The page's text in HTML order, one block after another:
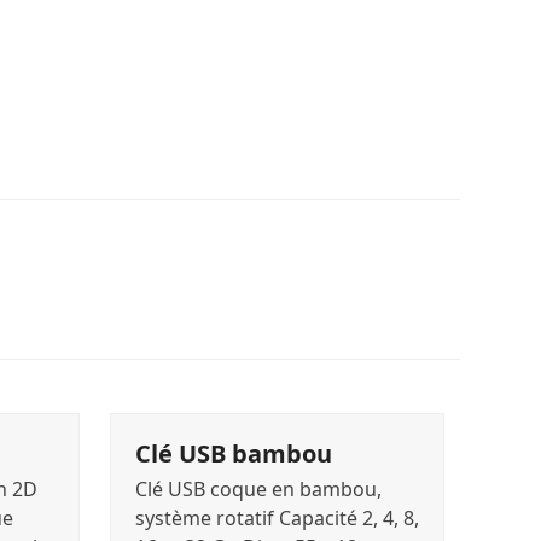
2D
Clé USB bambou
Clé USB coque en bambou,
système rotatif Capacité 2, 4, 8,